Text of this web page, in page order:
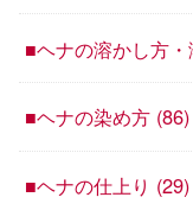
■ヘナの溶かし方
■ヘナの染め方 (86)
■ヘナの仕上り (29)